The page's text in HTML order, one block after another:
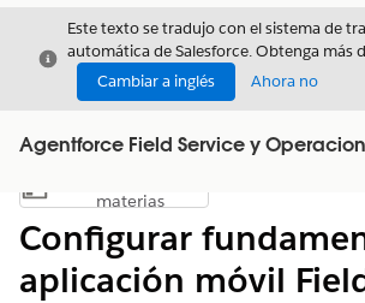
Cerrar
Este texto se tradujo con el sistema de
automática de Salesforce. Obtenga más
Cambiar a inglés
Ahora no
Agentforce Field Service y
Mostrar índice de materias
materias
Configurar
aplicación móvil